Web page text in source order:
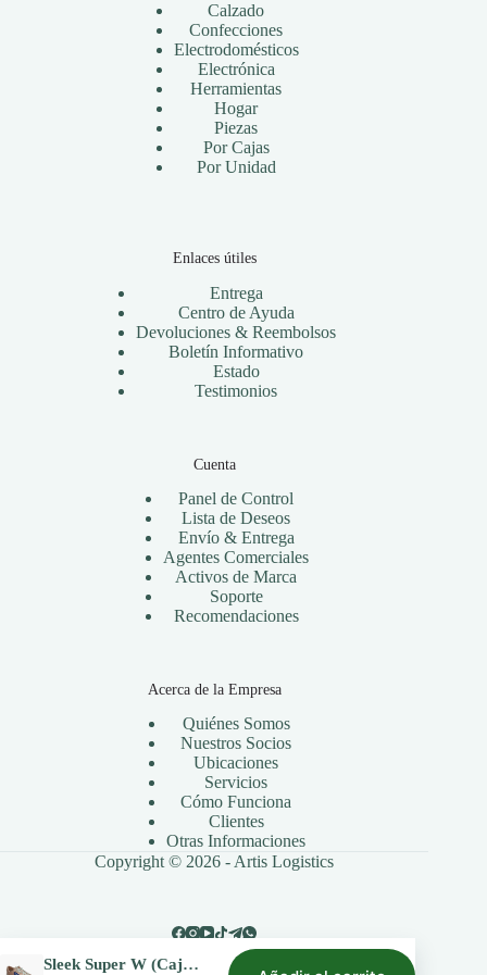
Calzado
Confecciones
Electrodomésticos
Electrónica
Herramientas
Hogar
Piezas
Por Cajas
Por Unidad
Enlaces útiles
Entrega
Centro de Ayuda
Devoluciones & Reembolsos
Boletín Informativo
Estado
Testimonios
Cuenta
Panel de Control
Lista de Deseos
Envío & Entrega
Agentes Comerciales
Activos de Marca
Soporte
Recomendaciones
Acerca de la Empresa
Quiénes Somos
Nuestros Socios
Ubicaciones
Servicios
Cómo Funciona
Clientes
Otras Informaciones
Copyright © 2026 - Artis Logistics
Sleek Super W (Caja/8Pares)